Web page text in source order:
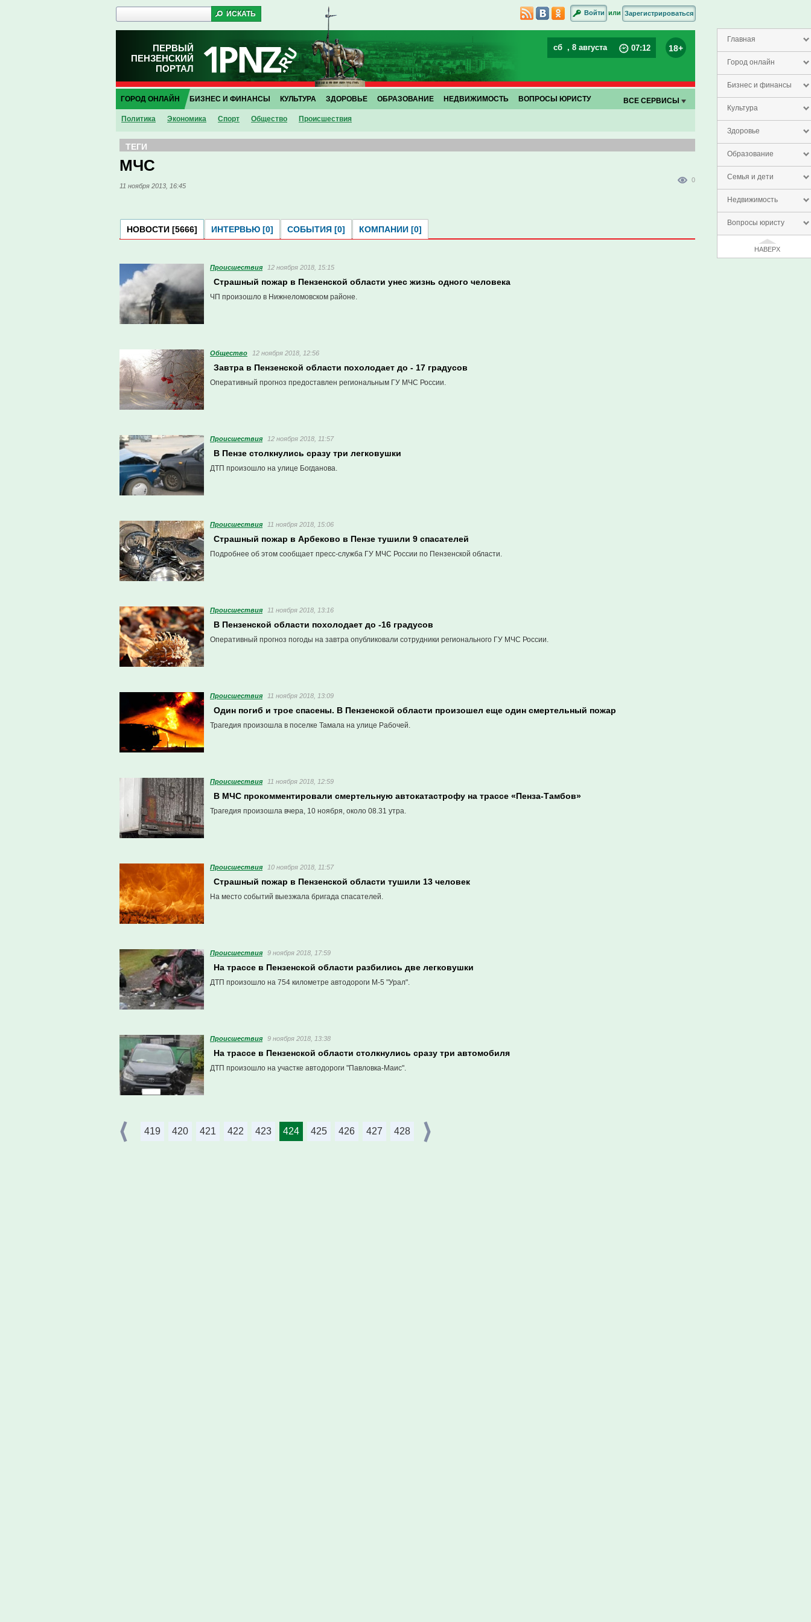
Главная
Город онлайн
Бизнес и финансы
Культура
Здоровье
Образование
Семья и дети
Недвижимость
Вопросы юристу
НАВЕРХ
Войти или Зарегистрироваться
ПЕРВЫЙ
ПЕНЗЕНСКИЙ
ПОРТАЛ
сб , 8 августа 07:12 18+
ГОРОД ОНЛАЙН
Политика Экономика Спорт Общество Проиcшествия
БИЗНЕС И ФИНАНСЫ КУЛЬТУРА ЗДОРОВЬЕ ОБРАЗОВАНИЕ НЕДВИЖИМОСТЬ ВОПРОСЫ ЮРИСТУ ВСЕ СЕРВИСЫ
ТЕГИ
МЧС
11 ноября 2013, 16:45
0
НОВОСТИ [5666] ИНТЕРВЬЮ [0] СОБЫТИЯ [0] КОМПАНИИ [0]
Проиcшествия 12 ноября 2018, 15:15
Страшный пожар в Пензенской области унес жизнь одного человека
ЧП произошло в Нижнеломовском районе.
Общество 12 ноября 2018, 12:56
Завтра в Пензенской области похолодает до - 17 градусов
Оперативный прогноз предоставлен региональным ГУ МЧС России.
Проиcшествия 12 ноября 2018, 11:57
В Пензе столкнулись сразу три легковушки
ДТП произошло на улице Богданова.
Проиcшествия 11 ноября 2018, 15:06
Страшный пожар в Арбеково в Пензе тушили 9 спасателей
Подробнее об этом сообщает пресс-служба ГУ МЧС России по Пензенской области.
Проиcшествия 11 ноября 2018, 13:16
В Пензенской области похолодает до -16 градусов
Оперативный прогноз погоды на завтра опубликовали сотрудники регионального ГУ МЧС России.
Проиcшествия 11 ноября 2018, 13:09
Один погиб и трое спасены. В Пензенской области произошел еще один смертельный пожар
Трагедия произошла в поселке Тамала на улице Рабочей.
Проиcшествия 11 ноября 2018, 12:59
В МЧС прокомментировали смертельную автокатастрофу на трассе «Пенза-Тамбов»
Трагедия произошла вчера, 10 ноября, около 08.31 утра.
Проиcшествия 10 ноября 2018, 11:57
Страшный пожар в Пензенской области тушили 13 человек
На место событий выезжала бригада спасателей.
Проиcшествия 9 ноября 2018, 17:59
На трассе в Пензенской области разбились две легковушки
ДТП произошло на 754 километре автодороги М-5 "Урал".
Проиcшествия 9 ноября 2018, 13:38
На трассе в Пензенской области столкнулись сразу три автомобиля
ДТП произошло на участке автодороги "Павловка-Маис".
419 420 421 422 423 424 425 426 427 428